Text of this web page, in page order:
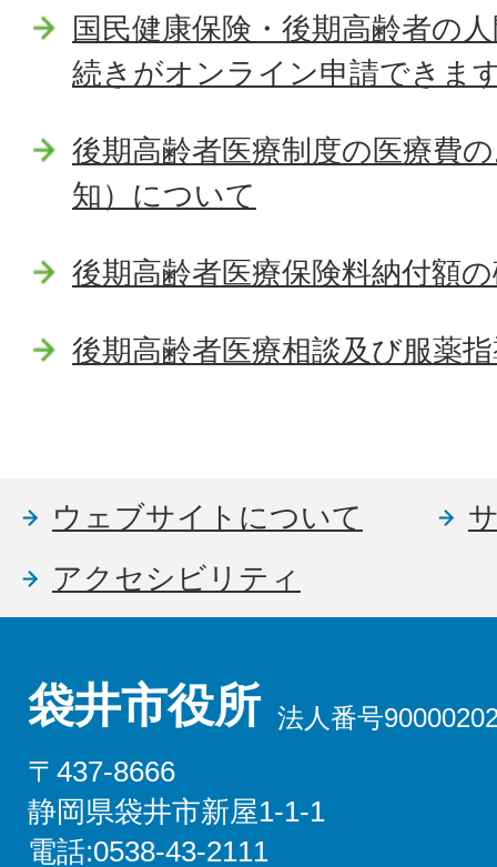
国民健康保険・後期高齢者の
続きがオンライン申請できま
後期高齢者医療制度の医療費
知）について
後期高齢者医療保険料納付額
後期高齢者医療相談及び服薬
ウェブサイトについて
アクセシビリティ
袋井市役所 法人番号
〒437-8666
静岡県袋井市新屋1-1-1
電話:0538-43-2111